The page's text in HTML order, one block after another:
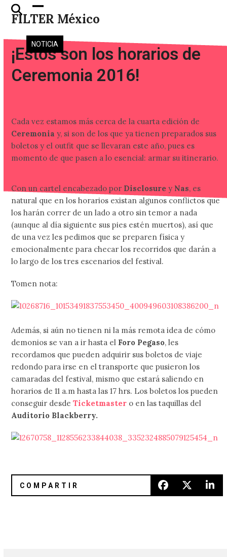
Skip
FILTER México
Open
mobile
menu
Close
mobile
menu
NOTICIA
¡Estos son los horarios de
Ceremonia 2016!
Cada vez estamos más cerca de la cuarta edición de
Ceremonia y, si son de los que ya tienen preparados sus
boletos y el outfit que se llevaran este año, pues es
momento de que pasen a lo esencial: armar su itinerario.
Con un cartel encabezado por Disclosure y Nas, es
natural que en los horarios existan algunos conflictos que
los harán correr de un lado a otro sin temor a nada
(aunque al día siguiente sus pies estén muertos), así que
de una vez les pedimos que se preparen física y
emocionalmente para checar los recorridos que darán a
lo largo de los tres escenarios del festival.
Tomen nota:
Además, si aún no tienen ni la más remota idea de cómo
demonios se van a ir hasta el Foro Pegaso, les
recordamos que pueden adquirir sus boletos de viaje
redondo para irse en el transporte que pusieron los
camaradas del festival, mismo que estará saliendo en
horarios de 11 a.m hasta las 17 hrs. Los boletos los pueden
conseguir desde Ticketmaster o en las taquillas del
Auditorio Blackberry.